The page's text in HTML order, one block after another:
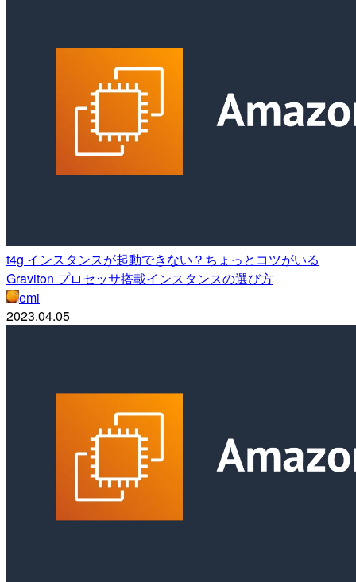
t4g インスタンスが起動できない？ちょっとコツがいる
Graviton プロセッサ搭載インスタンスの選び方
emi
2023.04.05